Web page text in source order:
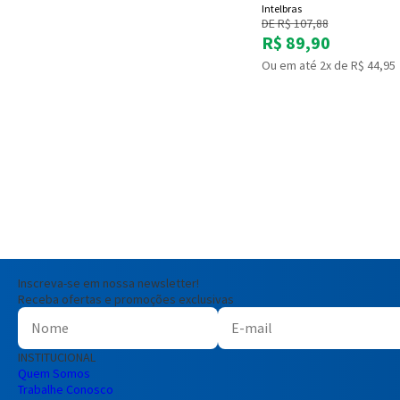
Intelbras
DE R$ 107,88
R$ 89,90
Ou em até 2x de R$ 44,95
Inscreva-se em nossa newsletter!
Receba ofertas e promoções exclusivas
INSTITUCIONAL
Quem Somos
Trabalhe Conosco